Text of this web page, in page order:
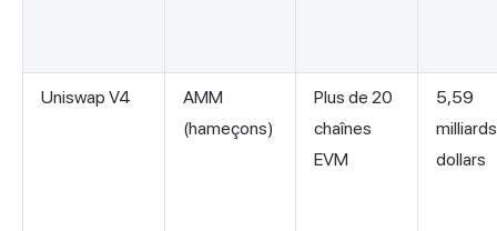
Uniswap V4
AMM
(hameçons)
Plus de 20
chaînes
EVM
5,59
dollars